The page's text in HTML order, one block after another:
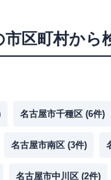
市区町村から
名古屋市千種区 (6件)
名古屋市南区 (3件)
名古屋市中川区 (2件)